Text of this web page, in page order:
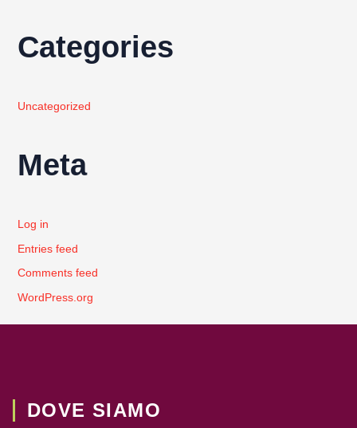
Categories
Uncategorized
Meta
Log in
Entries feed
Comments feed
WordPress.org
DOVE SIAMO